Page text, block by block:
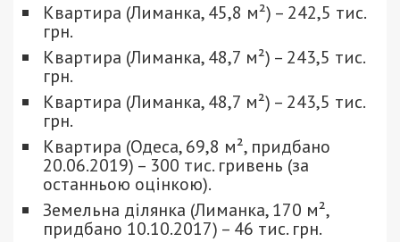
Квартира (Лиманка, 45,8 м²) – 242,5 тис.
грн.
Квартира (Лиманка, 48,7 м²) – 243,5 тис.
грн.
Квартира (Лиманка, 48,7 м²) – 243,5 тис.
грн.
Квартира (Одеса, 69,8 м², придбано
20.06.2019) – 300 тис. гривень (за
останньою оцінкою).
Земельна ділянка (Лиманка, 170 м²,
придбано 10.10.2017) – 46 тис. грн.